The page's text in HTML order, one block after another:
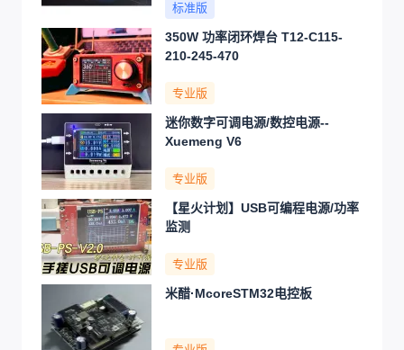
标准版
350W 功率闭环焊台 T12-C115-
210-245-470
专业版
迷你数字可调电源/数控电源--
Xuemeng V6
专业版
【星火计划】USB可编程电源/功率
监测
专业版
米醋·McoreSTM32电控板